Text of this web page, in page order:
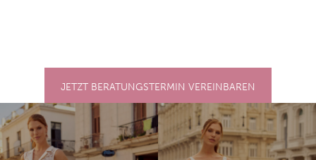
JETZT BERATUNGSTERMIN VEREINBAREN